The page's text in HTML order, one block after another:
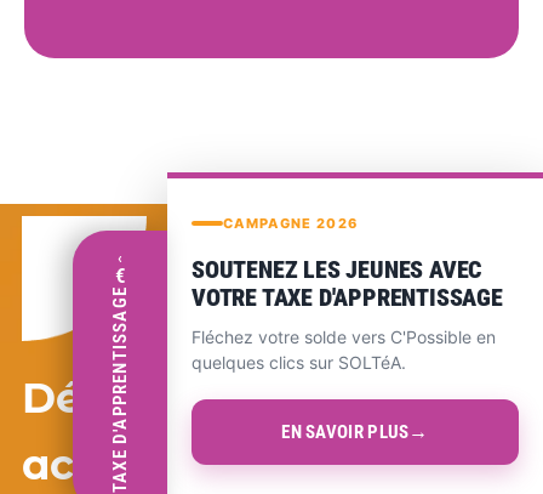
Découvrez nos autres
actualités !
‹
€
TAXE D'APPRENTISSAGE
CAMPAGNE 2026
SOUTENEZ LES JEUNES AVEC
VOTRE TAXE D'APPRENTISSAGE
Fléchez votre solde vers C'Possible en
quelques clics sur SOLTéA.
EN SAVOIR PLUS→